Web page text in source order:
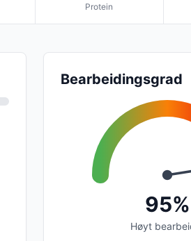
Protein
Bearbeidingsgrad
95%
Høyt